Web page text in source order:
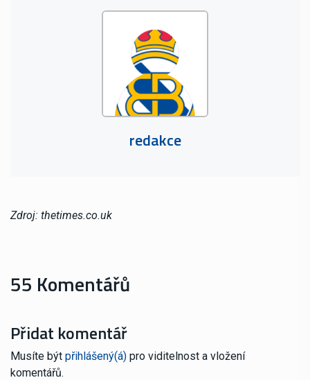
redakce
Zdroj: thetimes.co.uk
55 Komentářů
Přidat komentář
Musíte být přihlášený(á) pro viditelnost a vložení
komentářů.